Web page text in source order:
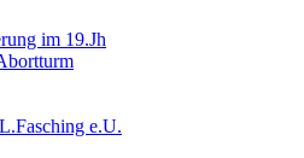
im 19.Jh
e.U.